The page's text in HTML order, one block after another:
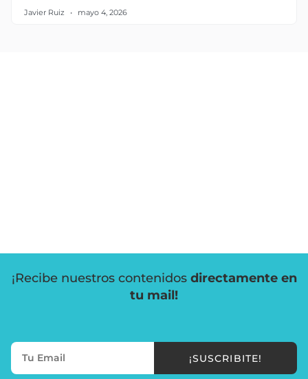
Javier Ruiz mayo 4, 2026
¡Recibe nuestros contenidos directamente en
tu mail!
¡SUSCRIBITE!